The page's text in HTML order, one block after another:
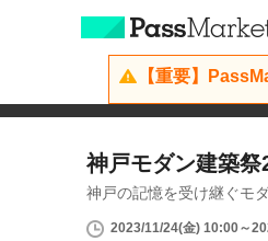
【重要】
神戸モダン建築祭
神戸の記憶を受け継ぐモ
2023/11/24(金) 10:00～